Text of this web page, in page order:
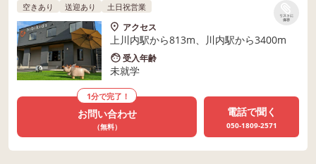
リストに
保存
空きあり 送迎あり 土日祝営業
アクセス
上川内駅から813m、川内駅から3400m
受入年齢
未就学
1分で完了！
お問い合わせ
（無料）
電話で聞く
050-1809-2571